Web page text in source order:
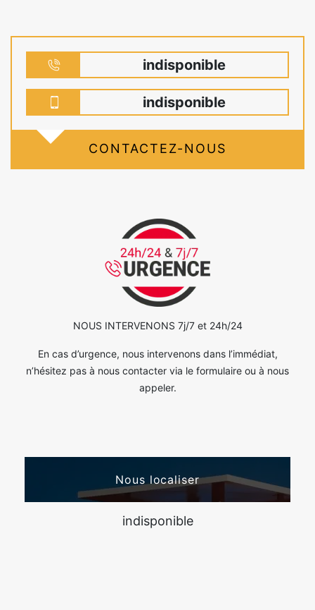
indisponible
indisponible
CONTACTEZ-NOUS
NOUS INTERVENONS 7j/7 et 24h/24
En cas d’urgence, nous intervenons dans l’immédiat,
n’hésitez pas à nous contacter via le formulaire ou à nous
appeler.
Nous localiser
indisponible